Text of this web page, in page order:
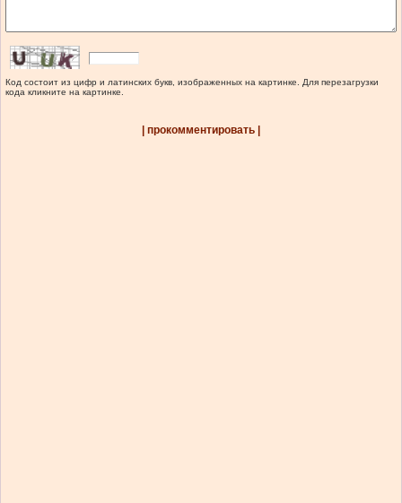
Код состоит из цифр и латинских букв, изображенных на картинке. Для перезагрузки
кода кликните на картинке.
| прокомментировать |